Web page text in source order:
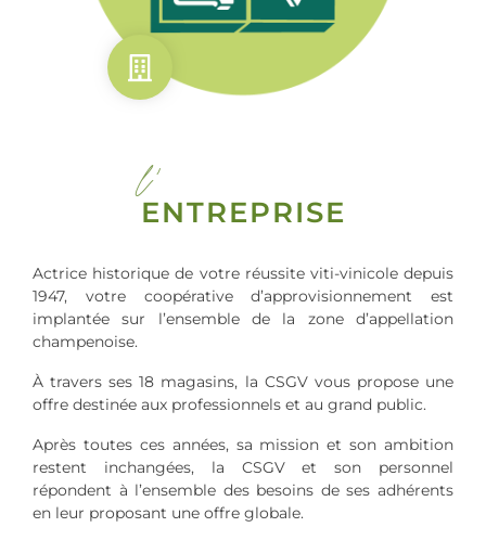
l'
ENTREPRISE
Actrice historique de votre réussite viti-vinicole depuis
1947, votre coopérative d’approvisionnement est
implantée sur l’ensemble de la zone d’appellation
champenoise.
À travers ses 18 magasins, la CSGV vous propose une
offre destinée aux professionnels et au grand public.
Après toutes ces années, sa mission et son ambition
restent inchangées, la CSGV et son personnel
répondent à l’ensemble des besoins de ses adhérents
en leur proposant une offre globale.